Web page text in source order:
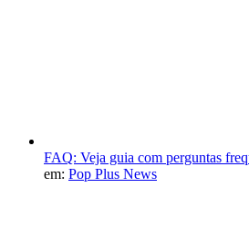
FAQ: Veja guia com perguntas
em: Pop Plus News